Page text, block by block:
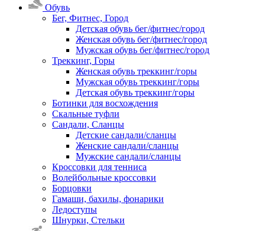
Обувь
Бег, Фитнес, Город
Детская обувь бег/фитнес/город
Женская обувь бег/фитнес/город
Мужская обувь бег/фитнес/город
Треккинг, Горы
Женская обувь треккинг/горы
Мужская обувь треккинг/горы
Детская обувь треккинг/горы
Ботинки для восхождения
Скальные туфли
Сандали, Сланцы
Детские сандали/сланцы
Женские сандали/сланцы
Мужские сандали/сланцы
Кроссовки для тенниса
Волейбольные кроссовки
Борцовки
Гамаши, бахилы, фонарики
Ледоступы
Шнурки, Стельки